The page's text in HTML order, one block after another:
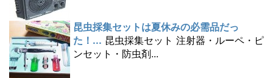
昆虫採集セットは夏休みの必需品だっ
た！... 昆虫採集セット 注射器・ルーペ・ピ
ンセット・防虫剤...